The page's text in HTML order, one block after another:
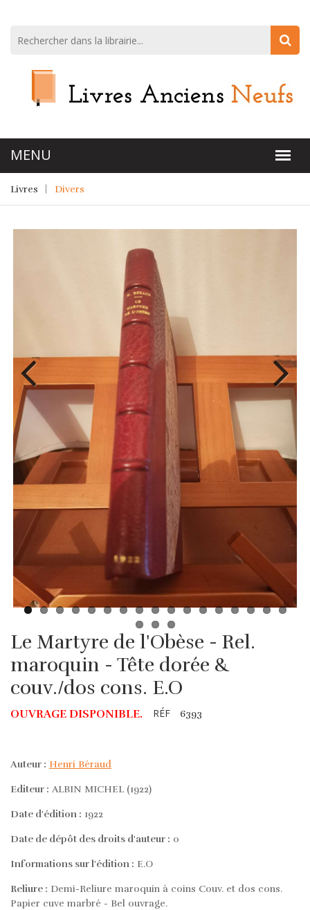
Livres Divers
Le Martyre de l'Obèse - Rel.
maroquin - Tête dorée &
couv./dos cons. E.O
OUVRAGE DISPONIBLE. RÉF 6393
Auteur : Henri Béraud
Editeur : ALBIN MICHEL (1922)
Date d'édition : 1922
Date de dépôt des droits d'auteur : 0
Informations sur l'édition : E.O
Reliure : Demi-Reliure maroquin à coins Couv. et dos cons.
Papier cuve marbré - Bel ouvrage.